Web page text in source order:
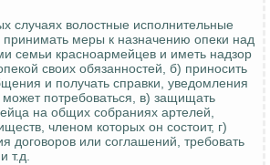
случаях волостные исполнительные
меры к назначению опеки над
семьи красноармейцев и иметь надзор
своих обязанностей, б) приносить
и получать справки, уведомления
может потребоваться, в) защищать
на общих собраниях артелей,
членом которых он состоит, г)
договоров или соглашений, требовать
т.д.